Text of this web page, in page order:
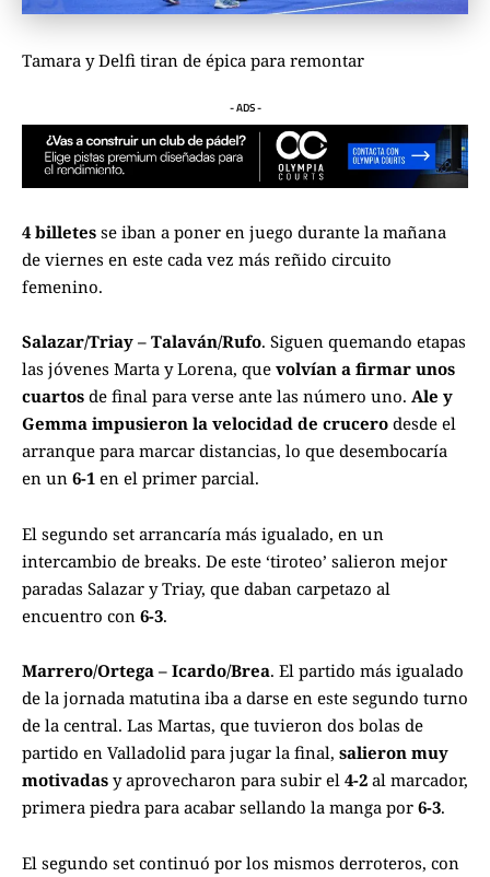
Tamara y Delfi tiran de épica para remontar
- ADS -
4 billetes se iban a poner en juego durante la mañana
de viernes en este cada vez más reñido circuito
femenino.
Salazar/Triay – Talaván/Rufo. Siguen quemando etapas
las jóvenes Marta y Lorena, que volvían a firmar unos
cuartos de final para verse ante las número uno. Ale y
Gemma impusieron la velocidad de crucero desde el
arranque para marcar distancias, lo que desembocaría
en un 6-1 en el primer parcial.
El segundo set arrancaría más igualado, en un
intercambio de breaks. De este ‘tiroteo’ salieron mejor
paradas Salazar y Triay, que daban carpetazo al
encuentro con 6-3.
Marrero/Ortega – Icardo/Brea. El partido más igualado
de la jornada matutina iba a darse en este segundo turno
de la central. Las Martas, que tuvieron dos bolas de
partido en Valladolid para jugar la final, salieron muy
motivadas y aprovecharon para subir el 4-2 al marcador,
primera piedra para acabar sellando la manga por 6-3.
El segundo set continuó por los mismos derroteros, con